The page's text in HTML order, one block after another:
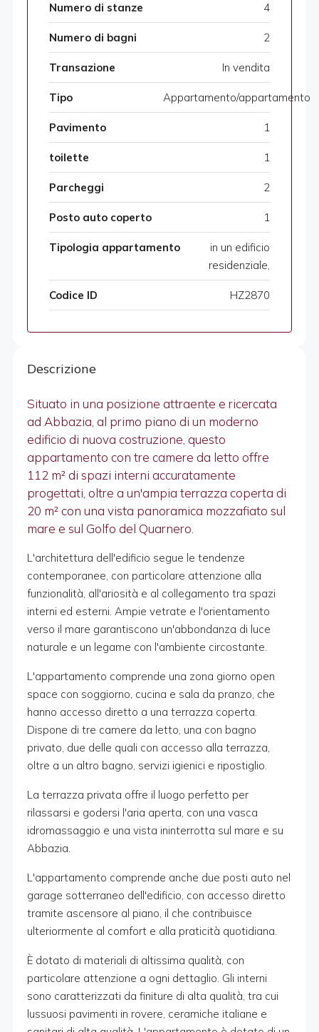
Numero di stanze 4
Numero di bagni 2
Transazione In vendita
Tipo Appartamento/appartamento
Pavimento 1
toilette 1
Parcheggi 2
Posto auto coperto 1
Tipologia appartamento
in un edificio
residenziale,
Codice ID HZ2870
Descrizione
Situato in una posizione attraente e ricercata
ad Abbazia, al primo piano di un moderno
edificio di nuova costruzione, questo
appartamento con tre camere da letto offre
112 m² di spazi interni accuratamente
progettati, oltre a un'ampia terrazza coperta di
20 m² con una vista panoramica mozzafiato sul
mare e sul Golfo del Quarnero.
L'architettura dell'edificio segue le tendenze
contemporanee, con particolare attenzione alla
funzionalità, all'ariosità e al collegamento tra spazi
interni ed esterni. Ampie vetrate e l'orientamento
verso il mare garantiscono un'abbondanza di luce
naturale e un legame con l'ambiente circostante.
L'appartamento comprende una zona giorno open
space con soggiorno, cucina e sala da pranzo, che
hanno accesso diretto a una terrazza coperta.
Dispone di tre camere da letto, una con bagno
privato, due delle quali con accesso alla terrazza,
oltre a un altro bagno, servizi igienici e ripostiglio.
La terrazza privata offre il luogo perfetto per
rilassarsi e godersi l'aria aperta, con una vasca
idromassaggio e una vista ininterrotta sul mare e su
Abbazia.
L'appartamento comprende anche due posti auto nel
garage sotterraneo dell'edificio, con accesso diretto
tramite ascensore al piano, il che contribuisce
ulteriormente al comfort e alla praticità quotidiana.
È dotato di materiali di altissima qualità, con
particolare attenzione a ogni dettaglio. Gli interni
sono caratterizzati da finiture di alta qualità, tra cui
lussuosi pavimenti in rovere, ceramiche italiane e